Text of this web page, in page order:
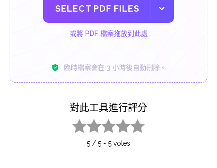
SELECT PDF FILES
或將 PDF 檔案拖放到此處
臨時檔案會在 3 小時後自動刪除。
對此工具進行評分
5 / 5 - 5 votes